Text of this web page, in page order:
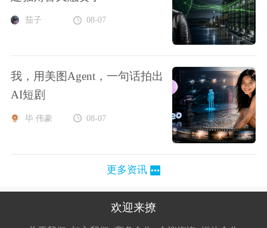
茄子 08-07
我，用美图Agent，一句话拍出
AI短剧
毕 伟豪 08-07
更多资讯
欢迎来撩